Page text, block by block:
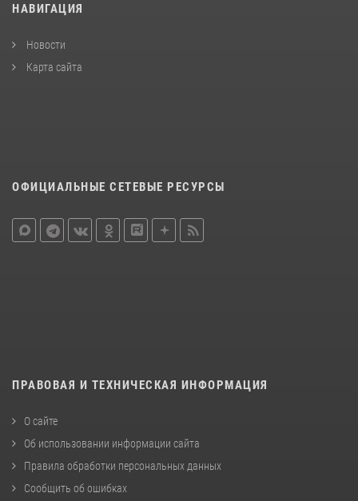
НАВИГАЦИЯ
Новости
Карта сайта
ОФИЦИАЛЬНЫЕ СЕТЕВЫЕ РЕСУРСЫ
ПРАВОВАЯ И ТЕХНИЧЕСКАЯ ИНФОРМАЦИЯ
О сайте
Об использовании информации сайта
Правила обработки персональных данных
Сообщить об ошибках